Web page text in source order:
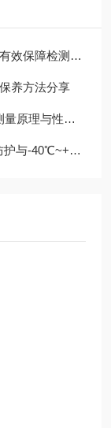
工作正常开展
养方法分享
与性能分析
宽温工作能力